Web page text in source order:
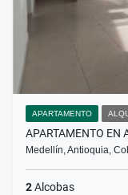
APARTAMENTO
APARTAMENTO EN
Medellín, Antioquia,
2Alcobas